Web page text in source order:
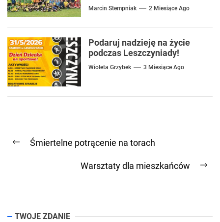
Marcin Stempniak 2 Miesiące Ago
Podaruj nadzieję na życie
podczas Leszczyniady!
Wioleta Grzybek 3 Miesiące Ago
Nawigacja
wpisu
Previous
Śmiertelne potrącenie na torach
Warsztaty dla mieszkańców
TWOJE ZDANIE